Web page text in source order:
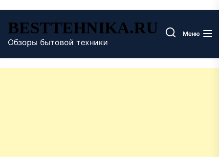
содержимому
BESTTEHNIKA.RU
Обзоры бытовой техники
Меню